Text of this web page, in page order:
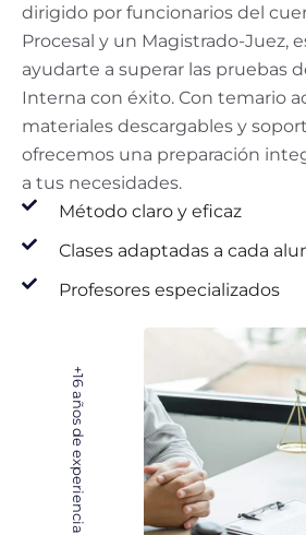
+16
años de experiencia
dirigido por funcionarios del
Procesal y un Magistrado-Juez,
ayudarte a superar las pruebas
Interna con éxito. Con temario
materiales descargables y
ofrecemos una preparación
a tus necesidades.
Método claro y eficaz
Clases adaptadas a cada
Profesores especializados